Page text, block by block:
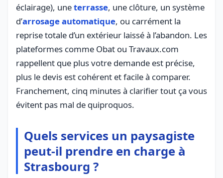
éclairage), uneterrasse, une clôture, un système
d’arrosage automatique, ou carrément la
reprise totale d’un extérieur laissé à l’abandon. Les
plateformes comme Obat ou Travaux.com
rappellent que plus votre demande est précise,
plus le devis est cohérent et facile à comparer.
Franchement, cinq minutes à clarifier tout ça vous
évitent pas mal de quiproquos.
Quels services un paysagiste
peut-il prendre en charge à
Strasbourg ?